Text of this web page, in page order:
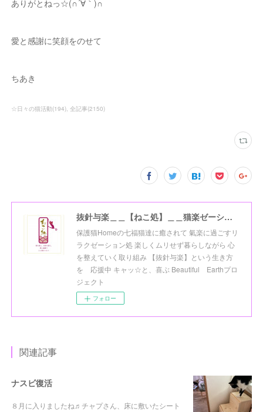
ありがとねっ☆(∩´∀｀)∩
愛と感謝に笑顔をのせて
ちあき
☆日々の猫活動(194) 全記事(2150)
抜針与楽＿＿【ねこ処】＿＿猫楽ゼーションHome☆
保護猫Homeの七福猫達に癒されて 氣楽に過ごすリ
ラクゼーション処 楽しくムリせず暮らしながら 心
を整えていく取り組み 【抜針与楽】という生き方
を 応援中 キャッ☆と、喜ぶ Beautiful Earthプロ
ジェクト
フォロー
関連記事
ナスビ復活
８月に入りましたね♬チャプさん、床に敷いたシート